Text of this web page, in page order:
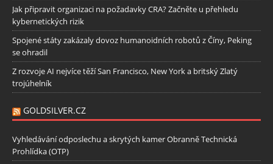
Jak připravit organizaci na požadavky CRA? Začněte u přehledu
kybernetických rizik
Spojené státy zakázaly dovoz humanoidních robotů z Číny, Peking
se ohradil
Z rozvoje AI nejvíce těží San Francisco, New York a britský Zlatý
trojúhelník
GOLDSILVER.CZ
Vyhledávání odposlechu a skrytých kamer Obranně Technická
Prohlídka (OTP)